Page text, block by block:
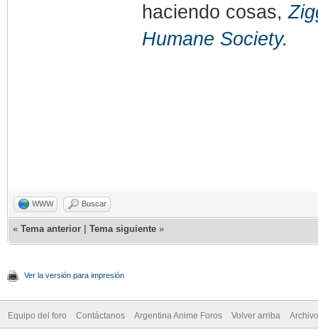
haciendo cosas,
Humane Society.
WWW Buscar
« Tema anterior Tema siguiente »
Ver la versión para impresión
Equipo del foro Contáctanos Argentina Anime Foros Volver arriba